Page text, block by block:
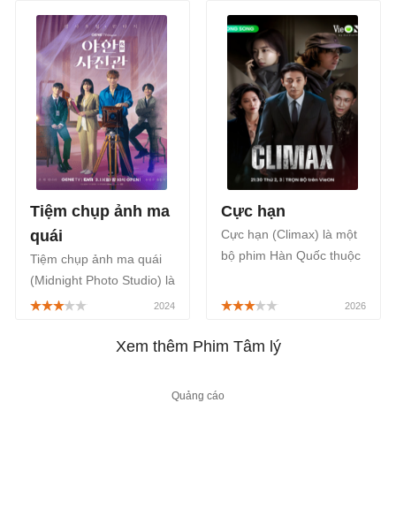
phim.
từ ngày 11/03/2023.
Tiệm chụp ảnh ma
quái
Tiệm chụp ảnh ma quái
(Midnight Photo Studio) là
một bộ phim Hàn Quốc
cảm xen lẫn yếu tố kỳ ảo,
Cực hạn
Cực hạn (Climax) là một
bộ phim Hàn Quốc thuộc
chính trị sinh tồn của đạo
cảnh các tập đoàn hùng
sóng chính thức trên nền
Xem thêm Phim Tâm lý